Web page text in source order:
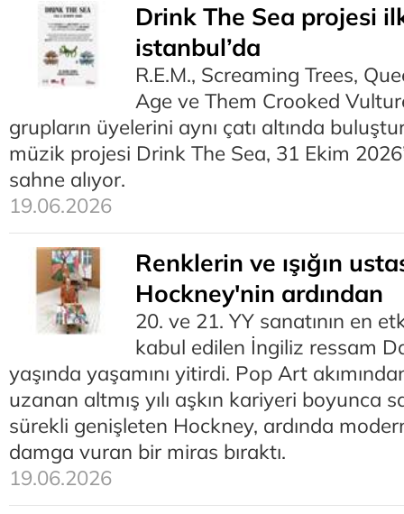
Drink The Sea projesi
istanbul’da
R.E.M., Screaming Trees,
Age ve Them Crooked
grupların üyelerini aynı çatı altında
müzik projesi Drink The Sea, 31 Ekim
sahne alıyor.
19.06.2026
Renklerin ve ışığın
Hockney'nin ardından
20. ve 21. YY sanatının en
kabul edilen İngiliz ressam
yaşında yaşamını yitirdi. Pop Art
uzanan altmış yılı aşkın kariyeri boyunca
sürekli genişleten Hockney, ardında
damga vuran bir miras bıraktı.
19.06.2026